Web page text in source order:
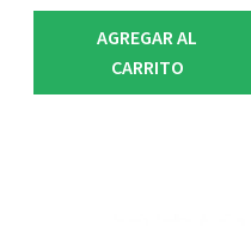
AGREGAR AL
CARRITO